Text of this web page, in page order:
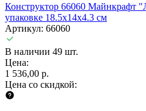
Конструктор 66060 Майнкрафт
упаковке 18.5х14х4.3 см
Артикул: 66060
В наличии 49 шт.
Цена:
1 536,00 р.
Цена со скидкой: